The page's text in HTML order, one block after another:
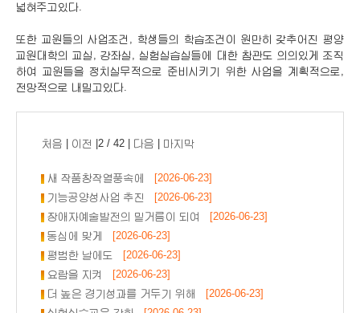
넓혀주고있다.
또한 교원들의 사업조건, 학생들의 학습조건이 원만히 갖추어진 평양
교원대학의 교실, 강좌실, 실험실습실들에 대한 참관도 의의있게 조직
하여 교원들을 정치실무적으로 준비시키기 위한 사업을 계획적으로,
전망적으로 내밀고있다.
처음 이전 |2 / 42 | 다음 마지막
새 작품창작열풍속에
[2026-06-23]
기능공양성사업 추진
[2026-06-23]
장애자예술발전의 밑거름이 되여
[2026-06-23]
동심에 맞게
[2026-06-23]
평범한 날에도
[2026-06-23]
요람을 지켜
[2026-06-23]
더 높은 경기성과를 거두기 위해
[2026-06-23]